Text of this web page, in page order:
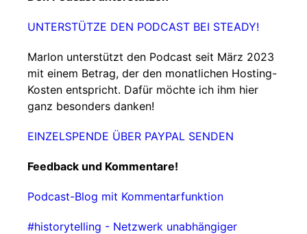
UNTERSTÜTZE DEN PODCAST BEI STEADY!
Marlon unterstützt den Podcast seit März 2023
mit einem Betrag, der den monatlichen Hosting-
Kosten entspricht. Dafür möchte ich ihm hier
ganz besonders danken!
EINZELSPENDE ÜBER PAYPAL SENDEN
Feedback und Kommentare!
Podcast-Blog mit Kommentarfunktion
#historytelling - Netzwerk unabhängiger